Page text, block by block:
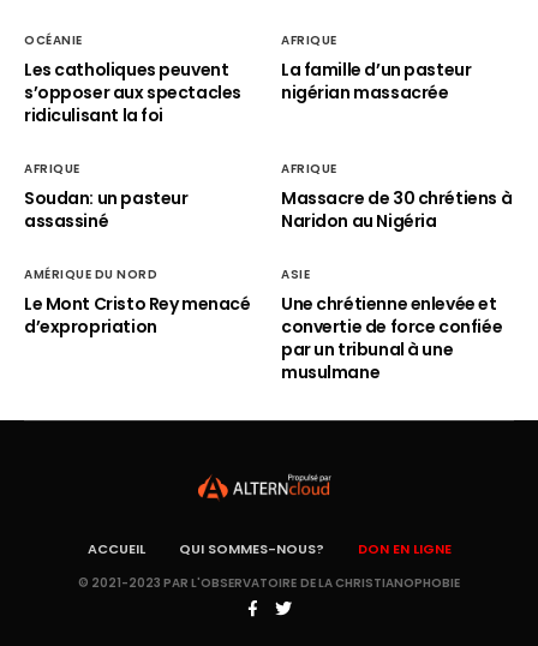
OCÉANIE
Les catholiques peuvent
s’opposer aux spectacles
ridiculisant la foi
AFRIQUE
La famille d’un pasteur
nigérian massacrée
AFRIQUE
Soudan: un pasteur
assassiné
AFRIQUE
Massacre de 30 chrétiens à
Naridon au Nigéria
AMÉRIQUE DU NORD
Le Mont Cristo Rey menacé
d’expropriation
ASIE
Une chrétienne enlevée et
convertie de force confiée
par un tribunal à une
musulmane
ACCUEIL QUI SOMMES-NOUS? DON EN LIGNE
© 2021-2023 PAR L'OBSERVATOIRE DE LA CHRISTIANOPHOBIE